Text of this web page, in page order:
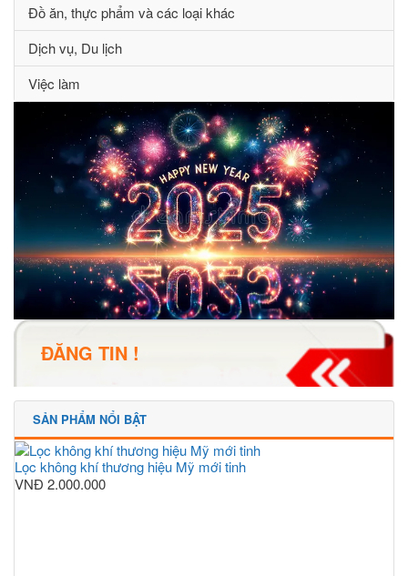
Đồ ăn, thực phẩm và các loại khác
Dịch vụ, Du lịch
Việc làm
ĐĂNG TIN !
SẢN PHẨM NỔI BẬT
Lọc không khí thương hiệu Mỹ mới tinh
VNĐ 2.000.000